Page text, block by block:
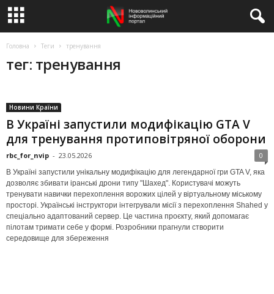
Головна Теги тренування
тег: тренування
Новини Країни
В Україні запустили модифікацію GTA V
для тренування протиповітряної оборони
rbc_for_nvip - 23.05.2026 0
В Україні запустили унікальну модифікацію для легендарної гри GTA V, яка
дозволяє збивати іранські дрони типу "Шахед". Користувачі можуть
тренувати навички перехоплення ворожих цілей у віртуальному міському
просторі. Українські інструктори інтегрували місії з перехоплення Shahed у
спеціально адаптований сервер. Це частина проєкту, який допомагає
пілотам тримати себе у формі. Розробники прагнули створити
середовище для збереження